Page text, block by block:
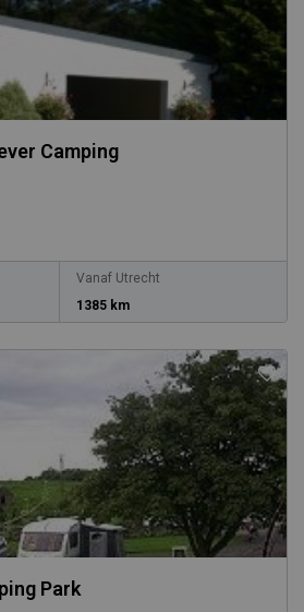
Camping
Vanaf Utrecht
1385 km
Park